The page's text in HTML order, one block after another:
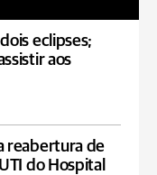
eclipses;
aos
reabertura de
do Hospital